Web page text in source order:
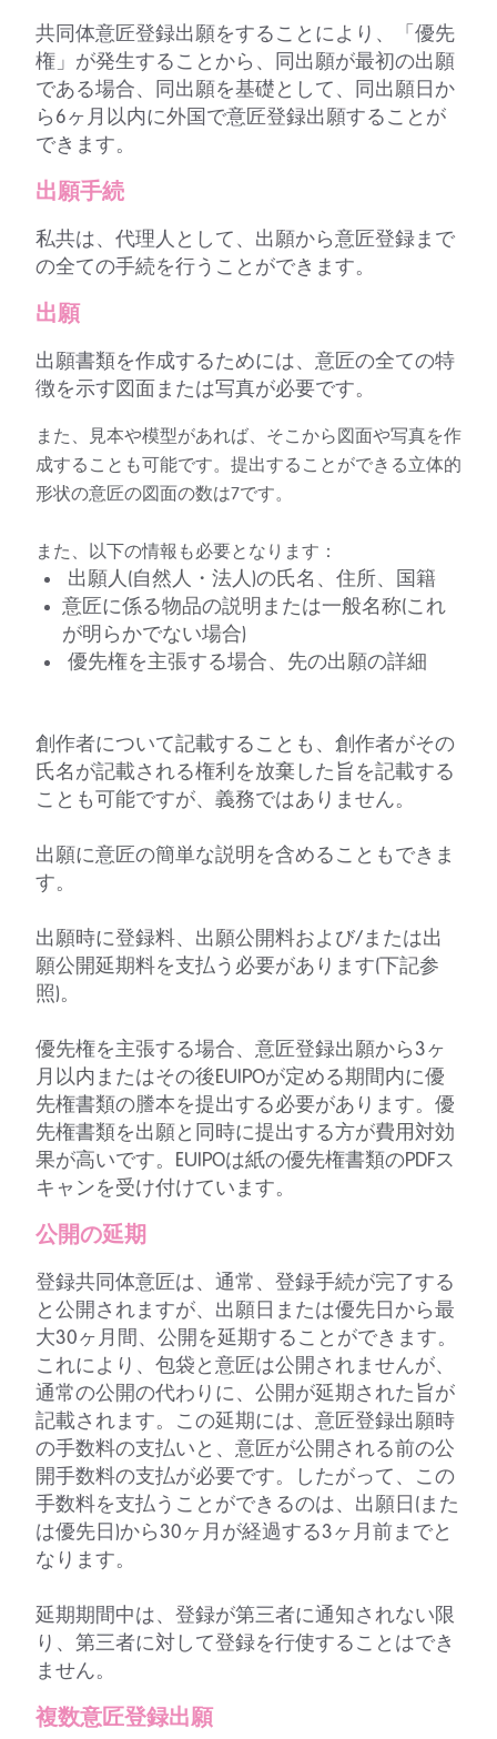
共同体意匠登録出願をすることにより、「優先
権」が発生することから、同出願が最初の出願
である場合、同出願を基礎として、同出願日か
ら6ヶ月以内に外国で意匠登録出願することが
できます。
出願手続
私共は、代理人として、出願から意匠登録まで
の全ての手続を行うことができます。
出願
出願書類を作成するためには、意匠の全ての特
徴を示す図面または写真が必要です。
また、見本や模型があれば、そこから図面や写真を作
成することも可能です。提出することができる立体的
形状の意匠の図面の数は7です。
また、以下の情報も必要となります：
出願人(自然人・法人)の氏名、住所、国籍
意匠に係る物品の説明または一般名称(これ
が明らかでない場合)
優先権を主張する場合、先の出願の詳細
創作者について記載することも、創作者がその
氏名が記載される権利を放棄した旨を記載する
ことも可能ですが、義務ではありません。
出願に意匠の簡単な説明を含めることもできま
す。
出願時に登録料、出願公開料および/または出
願公開延期料を支払う必要があります(下記参
照)。
優先権を主張する場合、意匠登録出願から3ヶ
月以内またはその後EUIPOが定める期間内に優
先権書類の謄本を提出する必要があります。優
先権書類を出願と同時に提出する方が費用対効
果が高いです。EUIPOは紙の優先権書類のPDFス
キャンを受け付けています。
公開の延期
登録共同体意匠は、通常、登録手続が完了する
と公開されますが、出願日または優先日から最
大30ヶ月間、公開を延期することができます。
これにより、包袋と意匠は公開されませんが、
通常の公開の代わりに、公開が延期された旨が
記載されます。この延期には、意匠登録出願時
の手数料の支払いと、意匠が公開される前の公
開手数料の支払が必要です。したがって、この
手数料を支払うことができるのは、出願日(また
は優先日)から30ヶ月が経過する3ヶ月前までと
なります。
延期期間中は、登録が第三者に通知されない限
り、第三者に対して登録を行使することはでき
ません。
複数意匠登録出願